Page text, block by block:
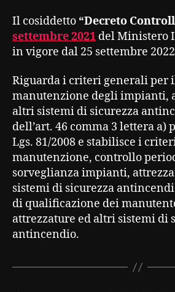
Il cosiddetto “Decreto
settembre 2021 del Ministero
in vigore dal 25 settembre
Riguarda i criteri generali per
manutenzione degli impianti,
altri sistemi di sicurezza
dell’art. 46 comma 3 lettera a)
Lgs. 81/2008 e stabilisce i
manutenzione, controllo
sorveglianza impianti,
sistemi di sicurezza
di qualificazione dei
attrezzature ed altri sistemi di
antincendio.